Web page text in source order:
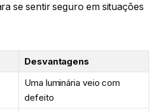
se sentir seguro em situações
Desvantagens
Uma luminária veio com
defeito